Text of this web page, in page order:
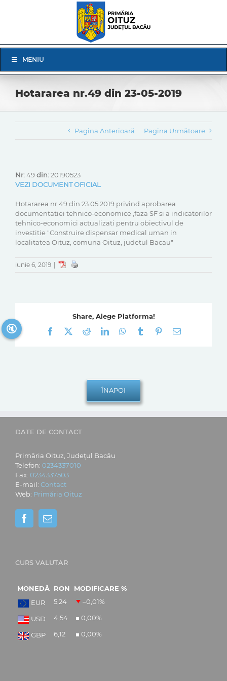
Navigation
MENIU
Hotararea nr.49 din 23-05-2019
Pagina Anterioară Pagina Următoare
Nr:49din:20190523
VEZI DOCUMENT OFICIAL
Hotararea nr 49 din 23.05.2019 privind aprobarea
documentatiei tehnico-economice ,faza SF si a indicatorilor
tehnico-economici actualizati pentru obiectivul de
investitie "Construire dispensar medical uman in
localitatea Oituz, comuna Oituz, judetul Bacau"
iunie 6, 2019
Share, Alege Platforma!
Facebook
RedditLinkedInWhatsApp
Tumblr Pinterest
E-
DATE DE CONTACT
Primăria Oituz, Județul Bacău
Telefon: 0234337010
Fax: 0234337503
E-mail: Contact
Web: Primăria Oituz
CURS VALUTAR
MONEDĂ RON
MODIFICARE %
EUR
5,24 –0,01%
USD 4,54 0,00%
GBP 6,12 0,00%
🔇